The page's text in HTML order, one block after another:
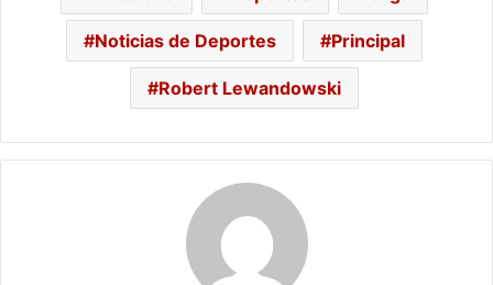
Noticias de Deportes Principal
Robert Lewandowski